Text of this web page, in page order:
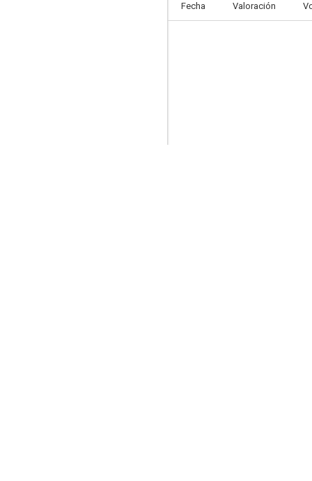
Fecha Valoración